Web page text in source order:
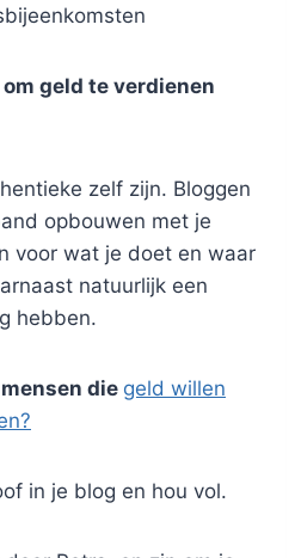
geld te verdienen
zelf zijn. Bloggen
opbouwen met je
voor wat je doet en waar
natuurlijk een
hebben.
die geld willen
in je blog en hou vol.